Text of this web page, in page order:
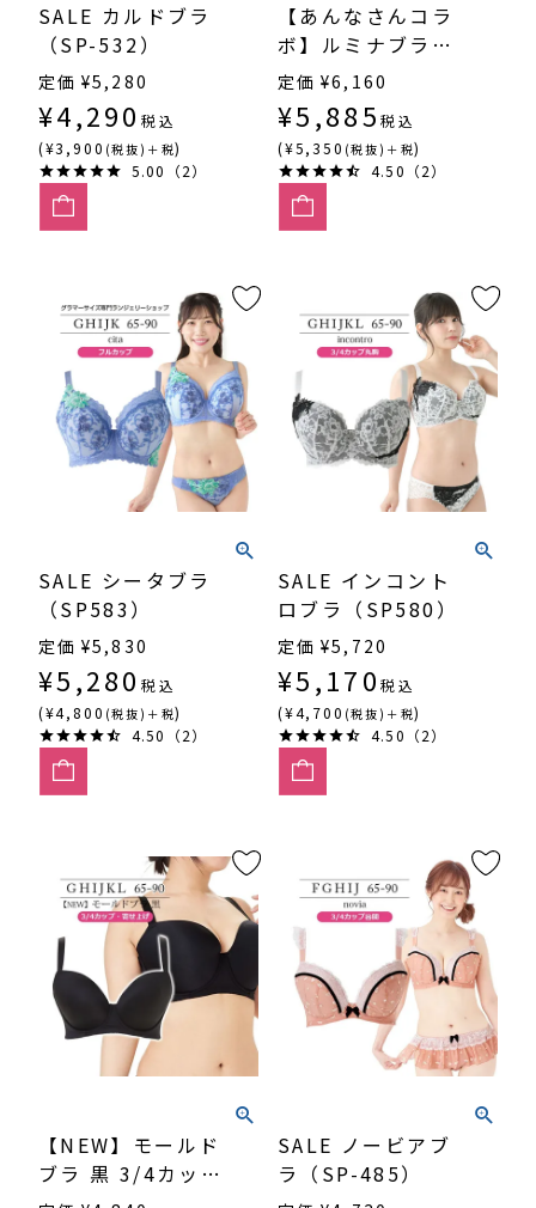
SALE カルドブラ
（SP-532）
定価 ¥5,280
¥4,290 税込
(¥3,900 (税抜)＋税)
5.00（2）
【あんなさんコラ
ボ】ルミナブラ
（SP600DR）3/4
カップ丸胸
定価 ¥6,160
¥5,885 税込
(¥5,350 (税抜)＋税)
4.50（2）
SALE シータブラ
（SP583）
定価 ¥5,830
¥5,280 税込
(¥4,800 (税抜)＋税)
4.50（2）
SALE インコント
ロブラ（SP580）
定価 ¥5,720
¥5,170 税込
(¥4,700 (税抜)＋税)
4.50（2）
【NEW】モールド
ブラ 黒 3/4カッ
SALE ノービアブ
ラ（SP-485）